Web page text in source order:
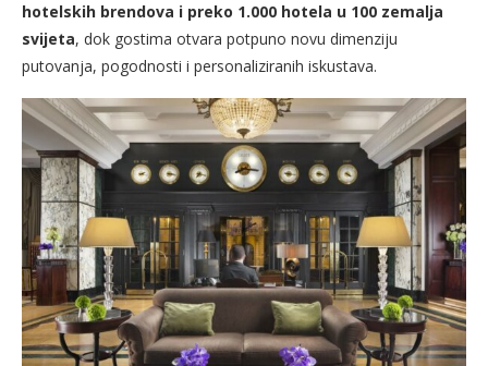
hotelskih brendova i preko 1.000 hotela u 100 zemalja
svijeta, dok gostima otvara potpuno novu dimenziju
putovanja, pogodnosti i personaliziranih iskustava.